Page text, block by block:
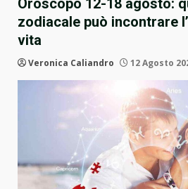
Oroscopo 12-18 agosto:
zodiacale può incontrare
vita
Veronica Caliandro 12 Agosto